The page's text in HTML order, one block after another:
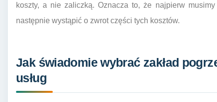
koszty, a nie zaliczką. Oznacza to, że najpierw
następnie wystąpić o zwrot części tych kosztów.
Jak świadomie wybrać zakład
usług